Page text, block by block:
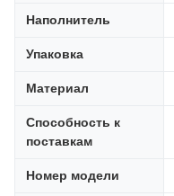
Наполнитель
Упаковка
Материал
Способность к
поставкам
Номер модели